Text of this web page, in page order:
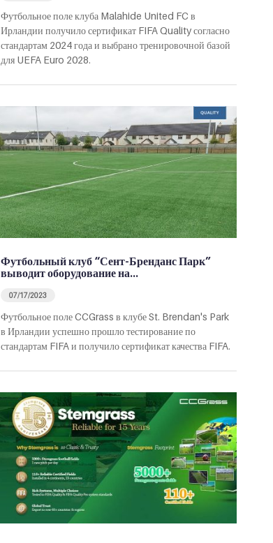
Футбольное поле клуба Malahide United FC в
Ирландии получило сертификат FIFA Quality согласно
стандартам 2024 года и выбрано тренировочной базой
для UEFA Euro 2028.
Футбольный клуб “Сент-Бренданс Парк”
выводит оборудование на…
07/17/2023
Футбольное поле CCGrass в клубе St. Brendan's Park
в Ирландии успешно прошло тестирование по
стандартам FIFA и получило сертификат качества FIFA.